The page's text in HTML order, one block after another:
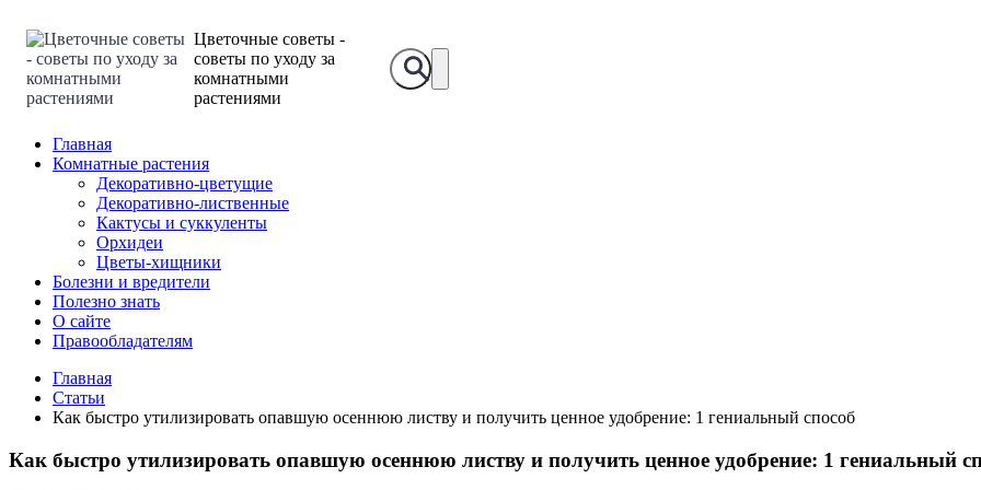
Цветочные советы -
советы по уходу за
комнатными
растениями
Главная
Комнатные растения
Декоративно-цветущие
Декоративно-лиственные
Кактусы и суккуленты
Орхидеи
Цветы-хищники
Болезни и вредители
Полезно знать
О сайте
Правообладателям
Главная
Статьи
Как быстро утилизировать опавшую осеннюю листву и получить ценное удобрение: 1 гениальный способ
Как быстро утилизировать опавшую осеннюю листву и получить ценное удобрение: 1 гениальный